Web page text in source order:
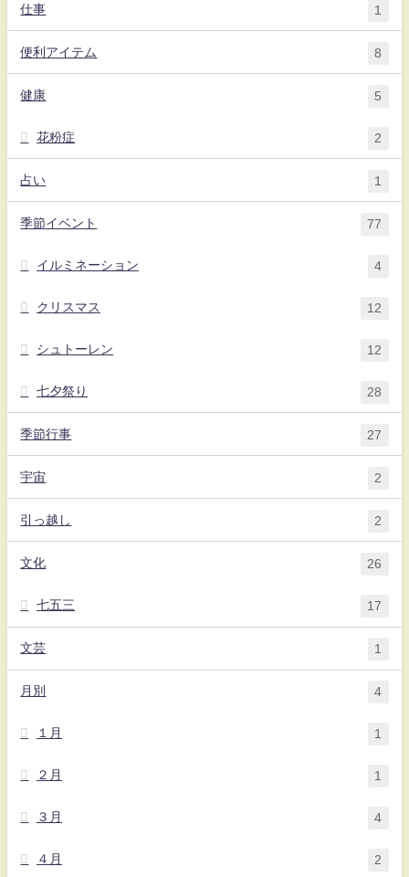
仕事 1
便利アイテム 8
健康 5
花粉症 2
占い 1
季節イベント 77
イルミネーション 4
クリスマス 12
シュトーレン 12
七夕祭り 28
季節行事 27
宇宙 2
引っ越し 2
文化 26
七五三 17
文芸 1
月別 4
１月 1
２月 1
３月 4
４月 2